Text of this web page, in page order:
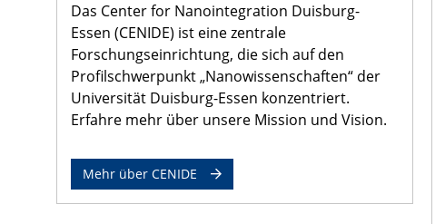
Das Center for Nanointegration Duisburg-
Essen (CENIDE) ist eine zentrale
Forschungseinrichtung, die sich auf den
Profilschwerpunkt „Nanowissenschaften“ der
Universität Duisburg-Essen konzentriert.
Erfahre mehr über unsere Mission und Vision.
Mehr über CENIDE